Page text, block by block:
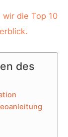
wir die Top 10
des